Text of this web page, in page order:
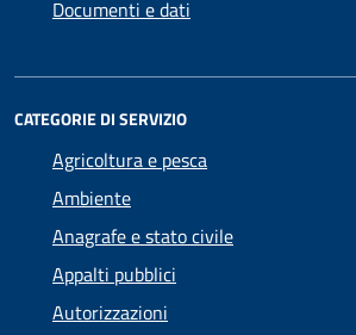
Documenti e dati
CATEGORIE DI SERVIZIO
Agricoltura e pesca
Ambiente
Anagrafe e stato civile
Appalti pubblici
Autorizzazioni